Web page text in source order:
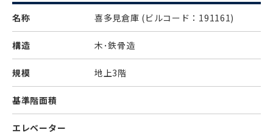
名称 喜多見倉庫 (ビルコード：191161)
構造 木･鉄骨造
規模 地上3階
基準階面積
エレベーター